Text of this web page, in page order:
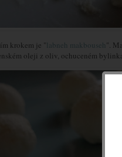
krokem je "labneh makbouseh ".
oleji z oliv, ochuceném